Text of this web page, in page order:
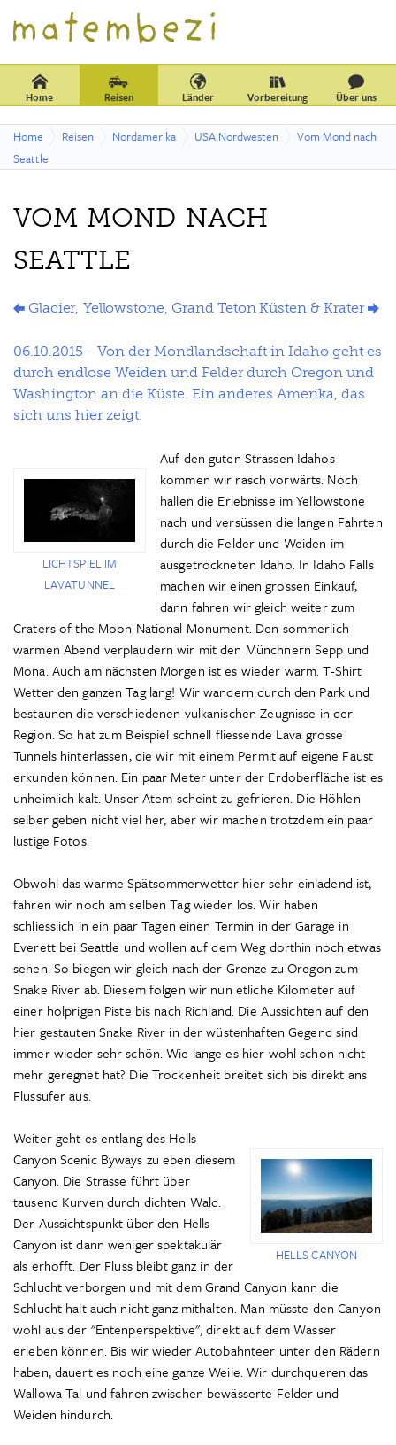
Home Reisen Länder Vorbereitung Über uns
Home Reisen Nordamerika USA Nordwesten
Vom Mond nach
Seattle
VOM MOND NACH
SEATTLE
Glacier, Yellowstone, Grand TetonKüsten & Krater
06.10.2015 - Von der Mondlandschaft in Idaho geht es
durch endlose Weiden und Felder durch Oregon und
Washington an die Küste. Ein anderes Amerika, das
sich uns hier zeigt.
LICHTSPIEL IM
LAVATUNNEL
Auf den guten Strassen Idahos
kommen wir rasch vorwärts. Noch
hallen die Erlebnisse im Yellowstone
nach und versüssen die langen Fahrten
durch die Felder und Weiden im
ausgetrockneten Idaho. In Idaho Falls
machen wir einen grossen Einkauf,
dann fahren wir gleich weiter zum
Craters of the Moon National Monument. Den sommerlich
warmen Abend verplaudern wir mit den Münchnern Sepp und
Mona. Auch am nächsten Morgen ist es wieder warm. T-Shirt
Wetter den ganzen Tag lang! Wir wandern durch den Park und
bestaunen die verschiedenen vulkanischen Zeugnisse in der
Region. So hat zum Beispiel schnell fliessende Lava grosse
Tunnels hinterlassen, die wir mit einem Permit auf eigene Faust
erkunden können. Ein paar Meter unter der Erdoberfläche ist es
unheimlich kalt. Unser Atem scheint zu gefrieren. Die Höhlen
selber geben nicht viel her, aber wir machen trotzdem ein paar
lustige Fotos.
Obwohl das warme Spätsommerwetter hier sehr einladend ist,
fahren wir noch am selben Tag wieder los. Wir haben
schliesslich in ein paar Tagen einen Termin in der Garage in
Everett bei Seattle und wollen auf dem Weg dorthin noch etwas
sehen. So biegen wir gleich nach der Grenze zu Oregon zum
Snake River ab. Diesem folgen wir nun etliche Kilometer auf
einer holprigen Piste bis nach Richland. Die Aussichten auf den
hier gestauten Snake River in der wüstenhaften Gegend sind
immer wieder sehr schön. Wie lange es hier wohl schon nicht
mehr geregnet hat? Die Trockenheit breitet sich bis direkt ans
Flussufer aus.
HELLS CANYON
Weiter geht es entlang des Hells
Canyon Scenic Byways zu eben diesem
Canyon. Die Strasse führt über
tausend Kurven durch dichten Wald.
Der Aussichtspunkt über den Hells
Canyon ist dann weniger spektakulär
als erhofft. Der Fluss bleibt ganz in der
Schlucht verborgen und mit dem Grand Canyon kann die
Schlucht halt auch nicht ganz mithalten. Man müsste den Canyon
wohl aus der "Entenperspektive", direkt auf dem Wasser
erleben können. Bis wir wieder Autobahnteer unter den Rädern
haben, dauert es noch eine ganze Weile. Wir durchqueren das
Wallowa-Tal und fahren zwischen bewässerte Felder und
Weiden hindurch.